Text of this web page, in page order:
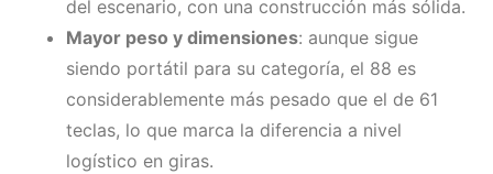
del escenario, con una construcción más sólida.
Mayor peso y dimensiones: aunque sigue
siendo portátil para su categoría, el 88 es
considerablemente más pesado que el de 61
teclas, lo que marca la diferencia a nivel
logístico en giras.